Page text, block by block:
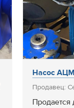
Насос
Продавец:
Продается